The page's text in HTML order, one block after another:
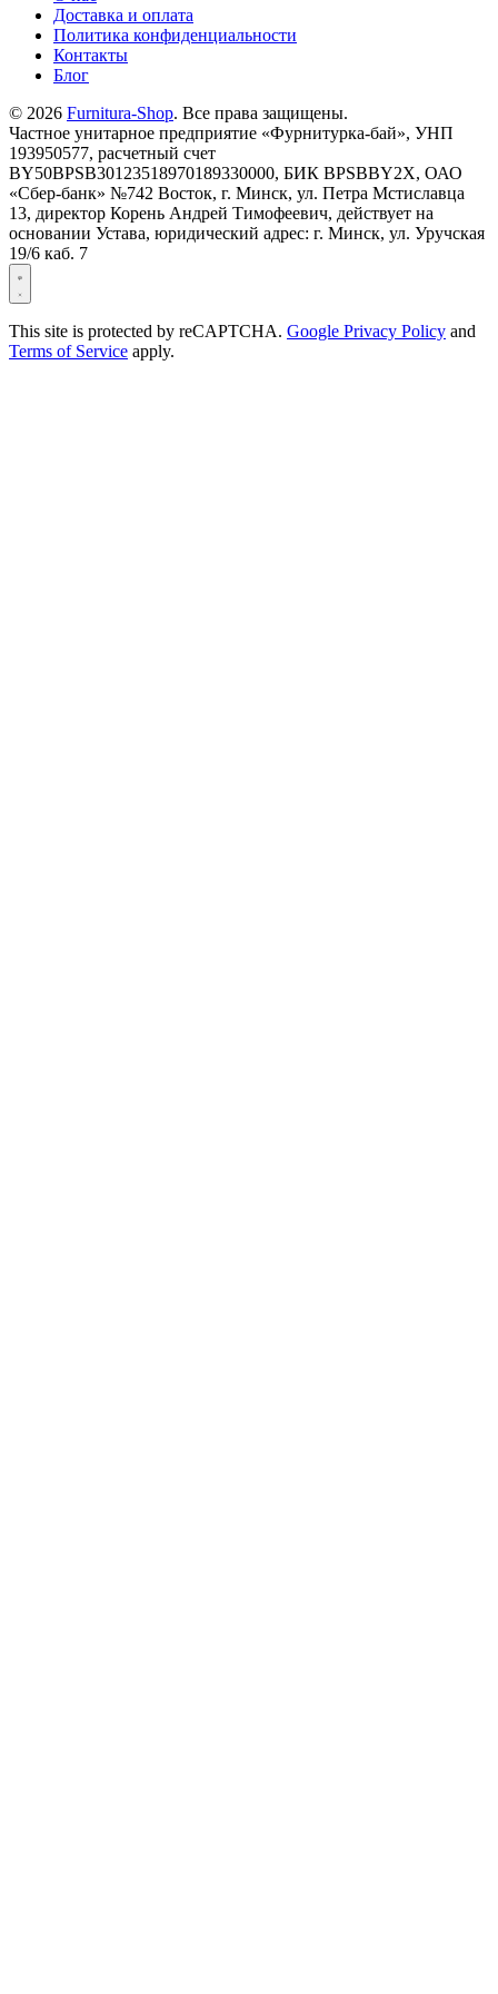
Доставка и оплата
Политика конфиденциальности
Контакты
Блог
© 2026 Furnitura-Shop. Все права защищены.
Частное унитарное предприятие «Фурнитурка-бай», УНП
193950577, расчетный счет
BY50BPSB30123518970189330000, БИК BPSBBY2X, ОАО
«Сбер-банк» №742 Восток, г. Минск, ул. Петра Мстиславца
13, директор Корень Андрей Тимофеевич, действует на
основании Устава, юридический адрес: г. Минск, ул. Уручская
19/6 каб. 7
This site is protected by reCAPTCHA. Google Privacy Policy and
Terms of Service apply.